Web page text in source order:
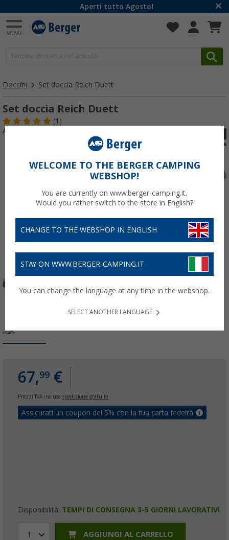
Aperti tutto Agosto!
Doccini Set doccia Reich Duett
Set doccia Reich Duett
(1)
Articolo n: 136640
67,99 €
Prezzi IVA inclusa spedizione gratuita
Assicurati un coupon del 5% con la tua carta fedeltà
Disponibilità: TEMPI DI CONSEGNA 3-5 GIORNI LAVORATIVI
1 AGGIUNGI AL CARRELLO
WELCOME TO THE BERGER CAMPING
WEBSHOP!
You are currently on www.berger-camping.it.
Would you rather switch to the store in English?
CHANGE TO THE WEBSHOP IN ENGLISH
STAY ON WWW.BERGER-CAMPING.IT
You can change the language at any time in the webshop.
SELECT ANOTHER LANGUAGE